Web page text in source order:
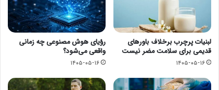
لبنیات پرچرب برخلاف باورهای
قدیمی برای سلامت مضر نیست
۱۴۰۵-۰۵-۱۶
رؤیای هوش مصنوعی چه زمانی
واقعی می‌شود؟
۱۴۰۵-۰۵-۱۶